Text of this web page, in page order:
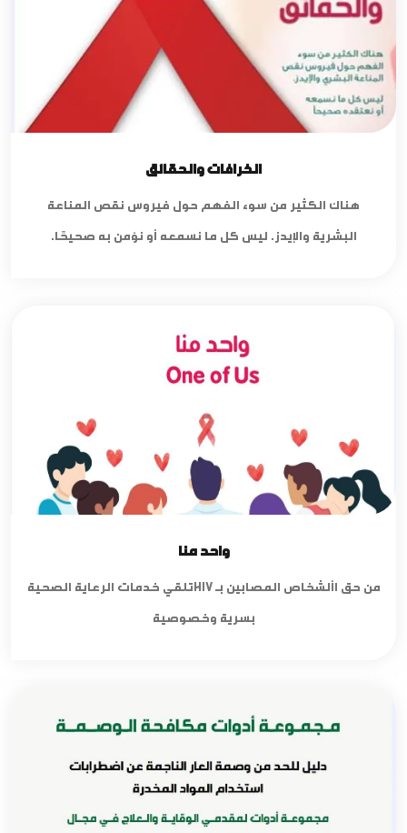
الخرافات والحقائق
هناك الكثير من سوء الفهم حول فيروس نقص المناعة
البشرية والإيدز. ليس كل ما نسمعه أو نؤمن به صحيحًا.
واحد منا
من حق األشخاص المصابين بـ HIVتلقي خدمات الرعاية الصحية
بسرية وخصوصية